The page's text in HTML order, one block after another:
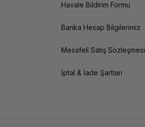
Havale Bildirim Formu
Banka Hesap Bilgilerimiz
Mesafeli Satış Sözleşmesi
İptal & İade Şartları